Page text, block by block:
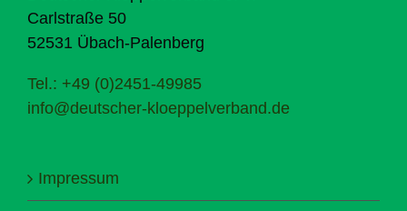
Carlstraße 50
52531 Übach-Palenberg
Tel.: +49 (0)2451-49985
info@deutscher-kloeppelverband.de
Impressum